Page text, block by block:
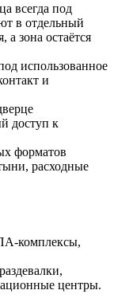
всегда под
в отдельный
зона остаётся
использованное
и
доступ к
форматов
расходные
центры.